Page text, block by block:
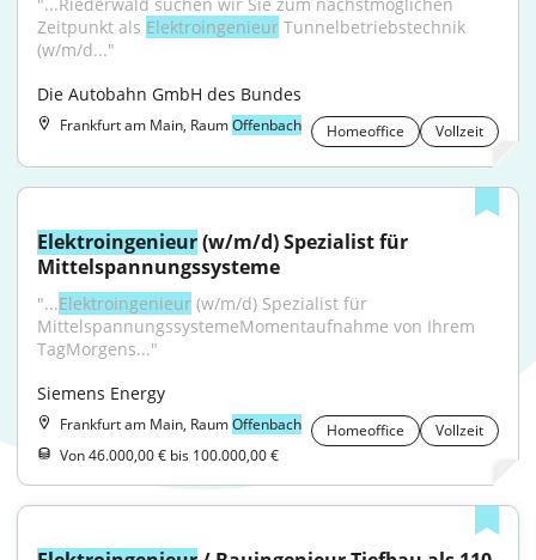
Zeitpunkt als Elektroingenieur Tunnelbetriebstechnik
(w/m/d..."
Die Autobahn GmbH des Bundes
Frankfurt am Main, RaumOffenbach Homeoffice Vollzeit
Elektroingenieur (w/m/d) Spezialist für
Mittelspannungssysteme
"...Elektroingenieur (w/m/d) Spezialist für
MittelspannungssystemeMomentaufnahme von Ihrem
TagMorgens..."
Siemens Energy
Frankfurt am Main, RaumOffenbach Homeoffice
Vollzeit
Von 46.000,00 € bis 100.000,00 €